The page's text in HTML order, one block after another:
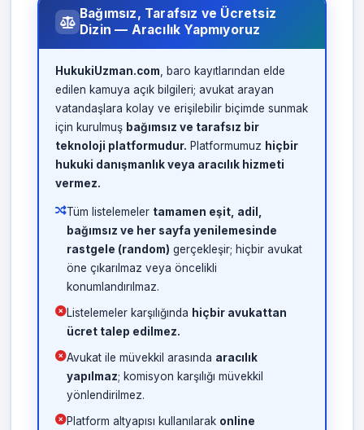
Bağımsız, Tarafsız ve Ücretsiz
Dizin — Aracılık Yapmıyoruz
HukukiUzman.com , baro kayıtlarından elde
edilen kamuya açık bilgileri; avukat arayan
vatandaşlara kolay ve erişilebilir biçimde sunmak
için kurulmuş bağımsız ve tarafsız bir
teknoloji platformudur. Platformumuz hiçbir
hukuki danışmanlık veya aracılık hizmeti
vermez.
Tüm listelemeler tamamen eşit, adil,
bağımsız ve her sayfa yenilemesinde
rastgele (random) gerçekleşir; hiçbir avukat
öne çıkarılmaz veya öncelikli
konumlandırılmaz.
Listelemeler karşılığında hiçbir avukattan
ücret talep edilmez.
Avukat ile müvekkil arasında aracılık
yapılmaz; komisyon karşılığı müvekkil
yönlendirilmez.
Platform altyapısı kullanılarak online